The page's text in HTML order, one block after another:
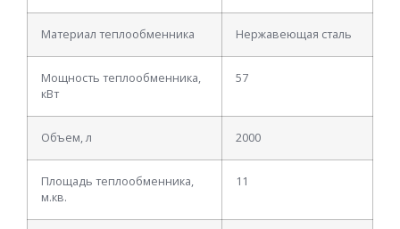
Материал теплообменника Нержавеющая сталь
Мощность теплообменника,
кВт
57
Объем, л 2000
Площадь теплообменника,
м.кв.
11